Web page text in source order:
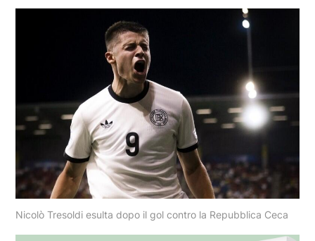
Nicolò Tresoldi esulta dopo il gol contro la Repubblica Ceca